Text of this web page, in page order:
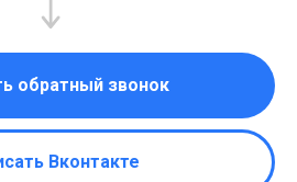
обратный звонок
Вконтакте